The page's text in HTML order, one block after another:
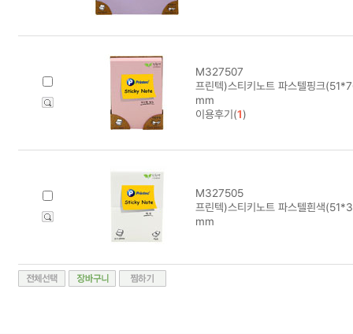
M327507
프린텍)스티키노트 파스텔핑크
mm
이용후기(1)
M327505
프린텍)스티키노트 파스텔흰색
mm